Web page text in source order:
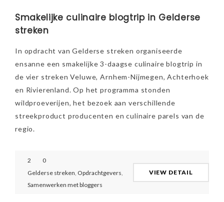
Smakelijke culinaire blogtrip in Gelderse
streken
In opdracht van Gelderse streken organiseerde
ensanne een smakelijke 3-daagse culinaire blogtrip in
de vier streken Veluwe, Arnhem-Nijmegen, Achterhoek
en Rivierenland. Op het programma stonden
wildproeverijen, het bezoek aan verschillende
streekproduct producenten en culinaire parels van de
regio.
2
0
Gelderse streken, Opdrachtgevers,
Samenwerken met bloggers
VIEW DETAIL